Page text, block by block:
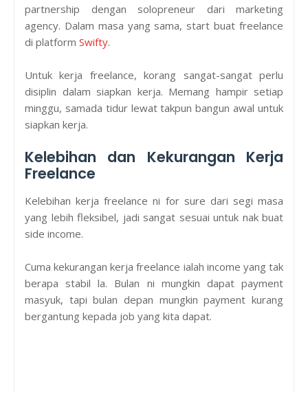
partnership dengan solopreneur dari marketing
agency. Dalam masa yang sama, start buat freelance
di platform Swifty.
Untuk kerja freelance, korang sangat-sangat perlu
disiplin dalam siapkan kerja. Memang hampir setiap
minggu, samada tidur lewat takpun bangun awal untuk
siapkan kerja.
Kelebihan dan Kekurangan Kerja
Freelance
Kelebihan kerja freelance ni for sure dari segi masa
yang lebih fleksibel, jadi sangat sesuai untuk nak buat
side income.
Cuma kekurangan kerja freelance ialah income yang tak
berapa stabil la. Bulan ni mungkin dapat payment
masyuk, tapi bulan depan mungkin payment kurang
bergantung kepada job yang kita dapat.